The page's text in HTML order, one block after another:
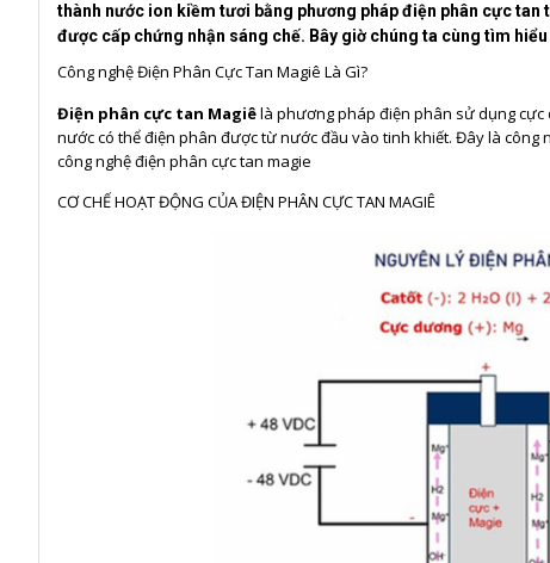
thành nước ion kiềm tươi bằng phương pháp điện phân cực
được cấp chứng nhận sáng chế. Bây giờ chúng ta cùng tìm
Công nghệ Điện Phân Cực Tan Magiê Là Gì?
Điện phân cực tan Magiêlà phương pháp điện phân sử dụng cực
nước có thể điện phân được từ nước đầu vào tinh khiết. Đây là công
công nghệ điện phân cực tan magie
CƠ CHẾ HOẠT ĐỘNG CỦA ĐIỆN PHÂN CỰC TAN MAGIÊ